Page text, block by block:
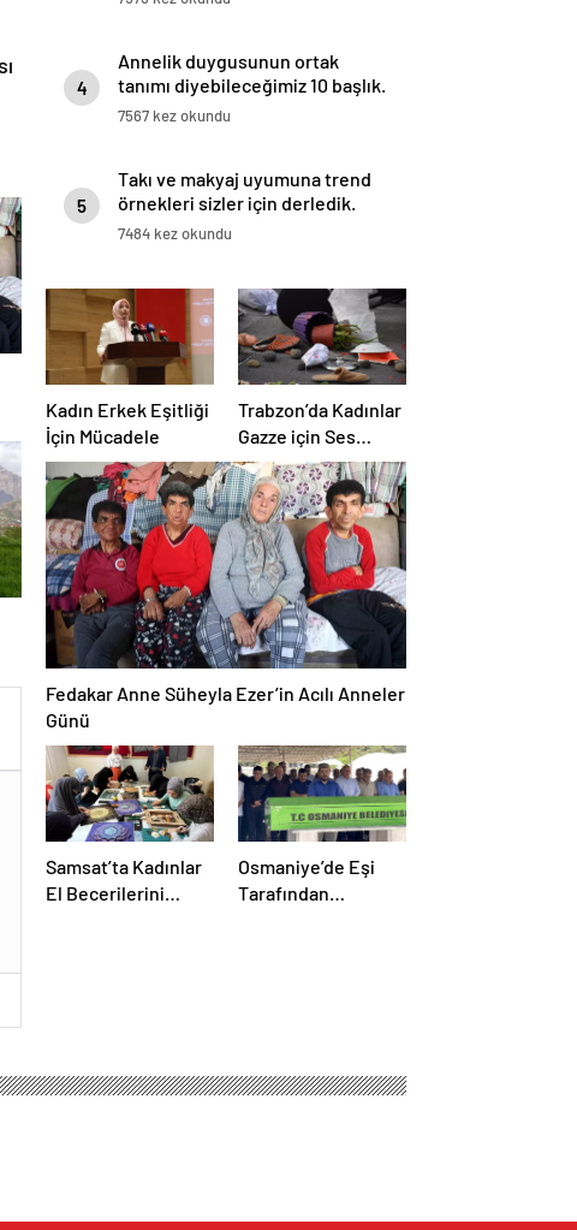
4
tanımı diyebileceğimiz 10 başlık.
7567 kez okundu
5
örnekleri sizler için derledik.
7484 kez okundu
Kadın Erkek Eşitliği
İçin Mücadele
Trabzon’da Kadınlar
Gazze için Ses
Yükseltti
Fedakar Anne Süheyla Ezer’in Acılı Anneler
Günü
Samsat’ta Kadınlar
El Becerilerini
Geliştiriyor
Osmaniye’de Eşi
Tarafından
Öldürülen Genç